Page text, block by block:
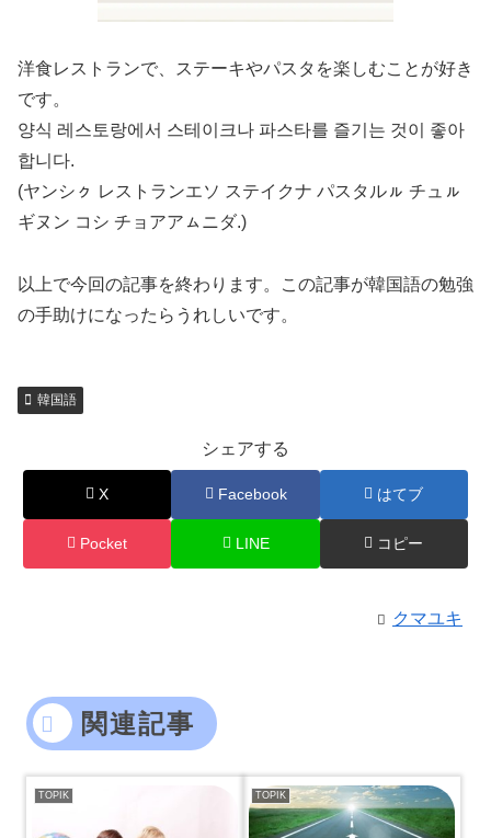
洋食レストランで、ステーキやパスタを楽しむことが好き
です。
양식 레스토랑에서 스테이크나 파스타를 즐기는 것이 좋아
합니다.
(ヤンシㇰ レストランエソ ステイクナ パスタルㇽ チュㇽ
ギヌン コシ チョアアㇺニダ.)
以上で今回の記事を終わります。この記事が韓国語の勉強
の手助けになったらうれしいです。
韓国語
シェアする
X Facebook はてブ
Pocket LINE コピー
クマユキ
関連記事
TOPIK TOPIK